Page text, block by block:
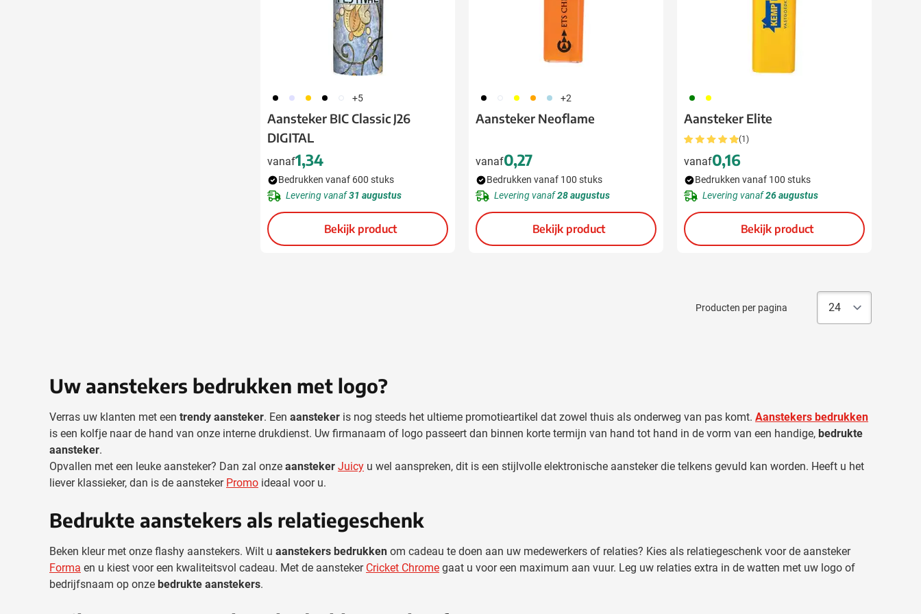
001 353 056 310 304 +5
Aansteker BIC Classic J26
DIGITAL
vanaf1,34
Bedrukken vanaf 600 stuks
Levering vanaf31 augustus
Bekijk product
001 002 006 007 018 +2
Aansteker Neoflame
vanaf0,27
Bedrukken vanaf 100 stuks
Levering vanaf28 augustus
Bekijk product
004 006
Aansteker Elite
(1)
vanaf0,16
Bedrukken vanaf 100 stuks
Levering vanaf26 augustus
Bekijk product
Producten per pagina
Uw aanstekers bedrukken met logo?
Verras uw klanten met een trendy aansteker. Een aansteker is nog steeds het ultieme promotieartikel dat zowel thuis als onderweg van pas komt. Aanstekers bedrukken
is een kolfje naar de hand van onze interne drukdienst. Uw firmanaam of logo passeert dan binnen korte termijn van hand tot hand in de vorm van een handige, bedrukte
aansteker.
Opvallen met een leuke aansteker? Dan zal onze aansteker Juicy u wel aanspreken, dit is een stijlvolle elektronische aansteker die telkens gevuld kan worden. Heeft u het
liever klassieker, dan is de aansteker Promo ideaal voor u.
Bedrukte aanstekers als relatiegeschenk
Beken kleur met onze flashy aanstekers. Wilt u aanstekers bedrukken om cadeau te doen aan uw medewerkers of relaties? Kies als relatiegeschenk voor de aansteker
Forma en u kiest voor een kwaliteitsvol cadeau. Met de aansteker Cricket Chrome gaat u voor een maximum aan vuur. Leg uw relaties extra in de watten met uw logo of
bedrijfsnaam op onze bedrukte aanstekers.